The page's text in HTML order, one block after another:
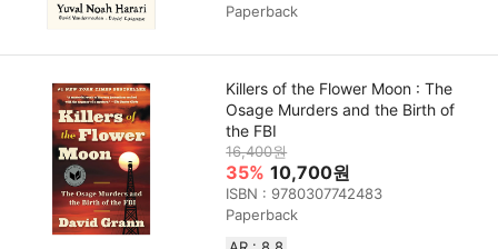
Paperback
Killers of the Flower Moon : The
Osage Murders and the Birth of
the FBI
16,400원
35% 10,700원
ISBN : 9780307742483
Paperback